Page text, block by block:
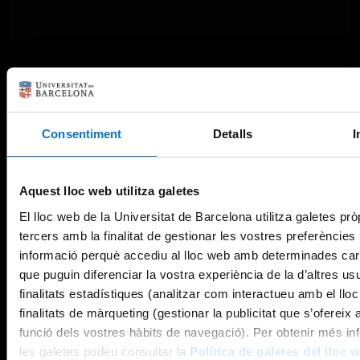
Consentiment Detalls
Aquest lloc web utilitza galetes
El lloc web de la Universitat de Barcelona utilitza galetes
tercers amb la finalitat de gestionar les vostres preferències
informació perquè accediu al lloc web amb determinades
que puguin diferenciar la vostra experiència de la d’altres
finalitats estadístiques (analitzar com interactueu amb el
finalitats de màrqueting (gestionar la publicitat que s’ofereix
funció dels vostres hàbits de navegació). Per obtenir més
les galetes podeu consultar la Política de galetes del lloc